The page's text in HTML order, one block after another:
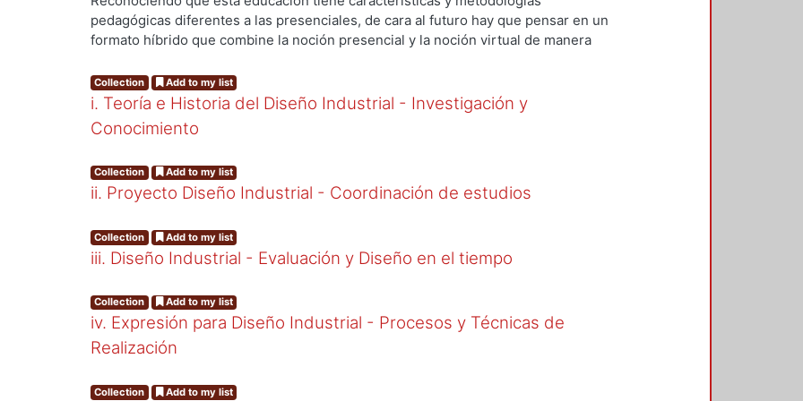
Tiempo.,2021-03)Gutiérrez R., Francisco J.;Suárez S., Julio E.;Clavé Almeida,
Martín;Rocha, Víctor J.;González B., Jaime;Muñoz M., Julio A.
pedagógicas diferentes a las presenciales, de cara al futuro hay que pensar en un
formato híbrido que combine la noción presencial y la noción virtual de manera
hay que desarrollar estrategias que sostengan este nuevo modelo en el mediano
plazo. Integrantes del Colectivo de Docencia de Diseño Industrial del
Departamento de Evaluación, nos reunimos en conferencia vía zoom, para discurrir
sobre el tema. Algunas de las reflexiones se integran a la presentación en forma
propuestas y sugerencias.
Collection Add to my list
i. Teoría e Historia del Diseño Industrial - Investigación y
Conocimiento
Collection Add to my list
ii. Proyecto Diseño Industrial - Coordinación de estudios
Collection Add to my list
iii. Diseño Industrial - Evaluación y Diseño en el tiempo
Collection Add to my list
iv. Expresión para Diseño Industrial - Procesos y Técnicas de
Realización
Collection Add to my list